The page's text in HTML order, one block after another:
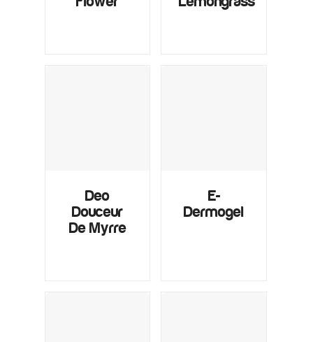
Deo
Douceur
De Myrre
E-
Dermogel